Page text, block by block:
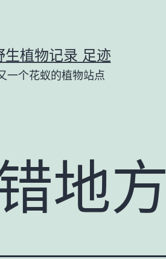
生植物记录 足迹
一个花蚁的植物站点
地方